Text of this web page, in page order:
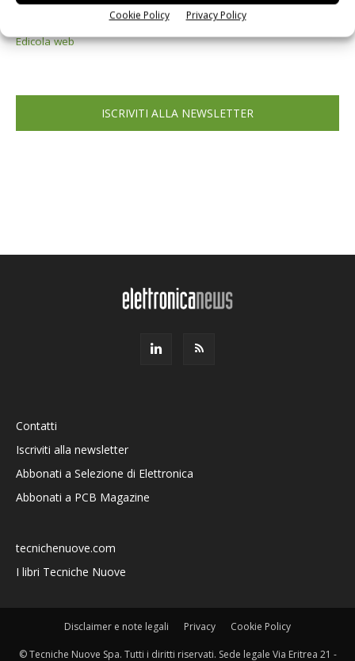
Cookie Policy Privacy Policy
Edicola web
ISCRIVITI ALLA NEWSLETTER
Contatti
Iscriviti alla newsletter
Abbonati a Selezione di Elettronica
Abbonati a PCB Magazine
tecnichenuove.com
I libri Tecniche Nuove
Disclaimer e note legali Privacy Cookie Policy
© Tecniche Nuove Spa. Tutti i diritti riservati. Sede legale Via Eritrea 21 -